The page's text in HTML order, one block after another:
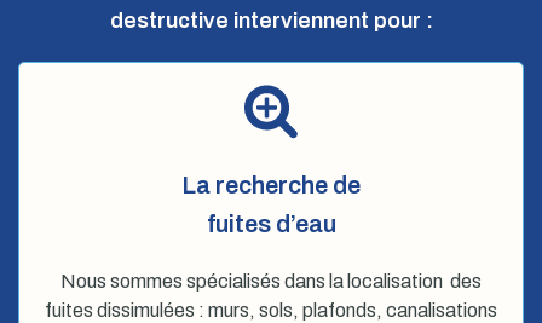
destructive interviennent pour :
La recherche de
fuites d’eau
Nous sommes spécialisés dans la localisation des
fuites dissimulées : murs, sols, plafonds, canalisations